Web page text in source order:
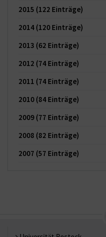
2015 (122 Einträge)
2014 (120 Einträge)
2013 (62 Einträge)
2012 (74 Einträge)
2011 (74 Einträge)
2010 (84 Einträge)
2009 (77 Einträge)
2008 (82 Einträge)
2007 (57 Einträge)